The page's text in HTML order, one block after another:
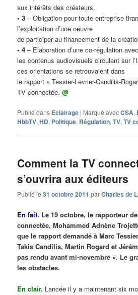
aux intérêts des créateurs.
• 3 – Obligation pour toute entreprise
l’exploitation d’une oeuvre
de participer au financement de la
• 4 – Elaboration d’une co-régulation
les contenus audiovisuels circulant sur
ces orientations se retrouvaient dans
le rapport « Tessier-Levrier-Candilis-
TV connectée.@
Publié dans Eclairage | Marqué avecCSA,
HbbTV,HD, Politique, Régulation,TV,TV
Comment la TV
s’ouvrira aux éditeurs
Publié le31 octobre 2011 parCharles de
En fait. Le 19 octobre, le rapporteur
connectée, Mohammed Adnène
que le rapport demandé à Marc
Takis Candilis, Martin Rogard et
pas rendu avant mi-novembre ». Le
les obstacles.
En clair. Lancée il y a maintenant six